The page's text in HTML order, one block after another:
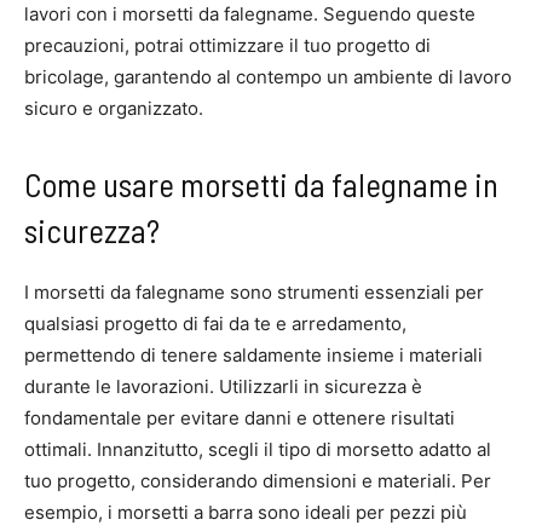
lavori con i morsetti da falegname. Seguendo queste
precauzioni, potrai ottimizzare il tuo progetto di
bricolage, garantendo al contempo un ambiente di lavoro
sicuro e organizzato.
Come usare morsetti da falegname in
sicurezza?
I morsetti da falegname sono strumenti essenziali per
qualsiasi progetto di fai da te e arredamento,
permettendo di tenere saldamente insieme i materiali
durante le lavorazioni. Utilizzarli in sicurezza è
fondamentale per evitare danni e ottenere risultati
ottimali. Innanzitutto, scegli il tipo di morsetto adatto al
tuo progetto, considerando dimensioni e materiali. Per
esempio, i morsetti a barra sono ideali per pezzi più